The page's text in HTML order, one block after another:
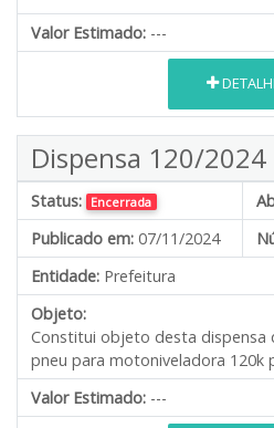
Valor Estimado: ---
Dispensa 120/2024
Status: Encerrada
Publicado em: 07/11/2024
Entidade: Prefeitura
Objeto:
Constitui objeto desta dispensa
pneu para motoniveladora 120k
Valor Estimado: ---